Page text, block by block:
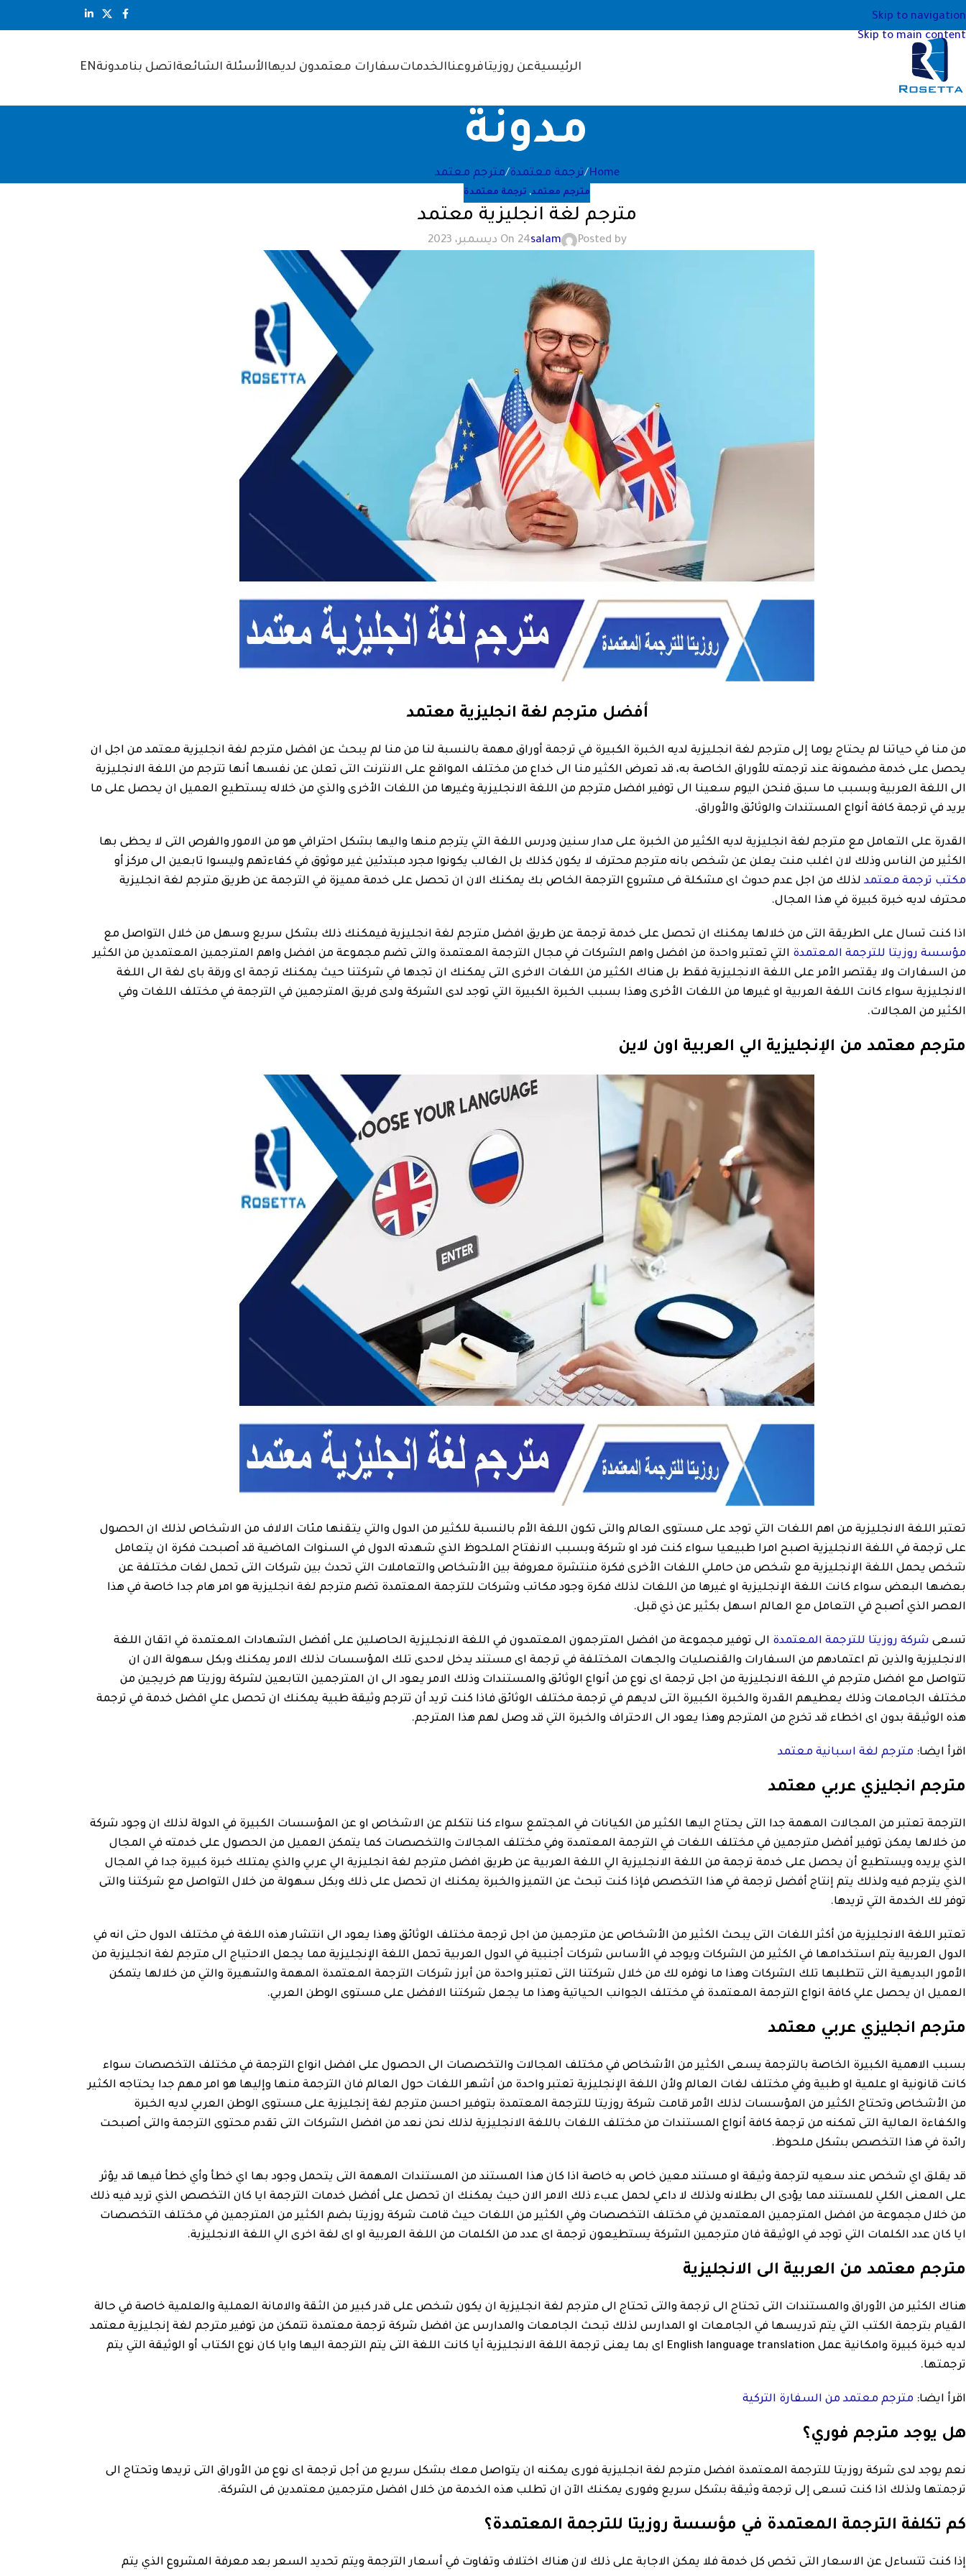
Skip to navigation
Skip to main content
الرئيسيةعن روزيتافروعناالخدماتسفارات معتمدون لديهاالأسئلة الشائعةاتصل بنامدونةEN
مدونة
Home ترجمة معتمدة مترجم معتمد
مترجم معتمد, ترجمة معتمدة
مترجم لغة انجليزية معتمد
Posted by
salamOn 24 ديسمبر، 2023
أفضل مترجم لغة انجليزية معتمد
من منا في حياتنا لم يحتاج يوما إلى مترجم لغة انجليزية لديه الخبرة الكبيرة في ترجمة أوراق مهمة بالنسبة لنا من منا لم يبحث عن افضل مترجم لغة انجليزية معتمد من اجل ان
يحصل على خدمة مضمونة عند ترجمته للأوراق الخاصة به، قد تعرض الكثير منا الى خداع من مختلف المواقع على الانترنت التى تعلن عن نفسها أنها تترجم من اللغة الانجليزية
الى اللغة العربية وبسبب ما سبق فنحن اليوم سعينا الى توفير افضل مترجم من اللغة الانجليزية وغيرها من اللغات الأخرى والذي من خلاله يستطيع العميل ان يحصل على ما
يريد في ترجمة كافة أنواع المستندات والوثائق والأوراق.
القدرة على التعامل مع مترجم لغة انجليزية لديه الكثير من الخبرة على مدار سنين ودرس اللغة التي يترجم منها واليها بشكل احترافي هو من الامور والفرص التى لا يحظى بها
الكثير من الناس وذلك لان اغلب منت يعلن عن شخص بانه مترجم محترف لا يكون كذلك بل الغالب يكونوا مجرد مبتدئين غير موثوق في كفاءتهم وليسوا تابعين الى مركز أو
مكتب ترجمة معتمد لذلك من اجل عدم حدوث اى مشكلة فى مشروع الترجمة الخاص بك يمكنك الان ان تحصل على خدمة مميزة في الترجمة عن طريق مترجم لغة انجليزية
محترف لديه خبرة كبيرة في هذا المجال.
اذا كنت تسال على الطريقة التى من خلالها يمكنك ان تحصل على خدمة ترجمة عن طريق افضل مترجم لغة انجليزية فيمكنك ذلك بشكل سريع وسهل من خلال التواصل مع
مؤسسة روزيتا للترجمة المعتمدة التي تعتبر واحدة من افضل واهم الشركات في مجال الترجمة المعتمدة والتى تضم مجموعة من افضل واهم المترجمين المعتمدين من الكثير
من السفارات ولا يقتصر الأمر على اللغة الانجليزية فقط بل هناك الكثير من اللغات الاخرى التى يمكنك ان تجدها في شركتنا حيث يمكنك ترجمة اى ورقة باى لغة الى اللغة
الانجليزية سواء كانت اللغة العربية او غيرها من اللغات الأخرى وهذا بسبب الخبرة الكبيرة التي توجد لدى الشركة ولدى فريق المترجمين في الترجمة في مختلف اللغات وفي
الكثير من المجالات.
مترجم معتمد من الإنجليزية الي العربية اون لاين
تعتبر اللغة الانجليزية من اهم اللغات التي توجد على مستوى العالم والتى تكون اللغة الأم بالنسبة للكثير من الدول والتي يتقنها مئات الالاف من الاشخاص لذلك ان الحصول
على ترجمة في اللغة الانجليزية اصبح امرا طبيعيا سواء كنت فرد او شركة وبسبب الانفتاح الملحوظ الذي شهدته الدول في السنوات الماضية قد أصبحت فكرة ان يتعامل
شخص يحمل اللغة الإنجليزية مع شخص من حاملي اللغات الأخرى فكرة منتشرة معروفة بين الأشخاص والتعاملات التي تحدث بين شركات التى تحمل لغات مختلفة عن
بعضها البعض سواء كانت اللغة الإنجليزية او غيرها من اللغات لذلك فكرة وجود مكاتب وشركات للترجمة المعتمدة تضم مترجم لغة انجليزية هو امر هام جدا خاصة في هذا
العصر الذي أصبح في التعامل مع العالم اسهل بكثير عن ذي قبل.
تسعى شركة روزيتا للترجمة المعتمدة الى توفير مجموعة من افضل المترجمون المعتمدون في اللغة الانجليزية الحاصلين على أفضل الشهادات المعتمدة في اتقان اللغة
الانجليزية والذين تم اعتمادهم من السفارات والقنصليات والجهات المختلفة في ترجمة اى مستند يدخل لاحدى تلك المؤسسات لذلك الامر يمكنك وبكل سهولة الان ان
تتواصل مع افضل مترجم في اللغة الانجليزية من اجل ترجمة اى نوع من أنواع الوثائق والمستندات وذلك الامر يعود الى ان المترجمين التابعين لشركة روزيتا هم خريجين من
مختلف الجامعات وذلك يعطيهم القدرة والخبرة الكبيرة التى لديهم في ترجمة مختلف الوثائق فاذا كنت تريد أن تترجم وثيقة طبية يمكنك ان تحصل علي افضل خدمة في ترجمة
هذه الوثيقة بدون اى اخطاء قد تخرج من المترجم وهذا يعود الى الاحتراف والخبرة التي قد وصل لهم هذا المترجم.
اقرأ ايضا: مترجم لغة اسبانية معتمد
مترجم انجليزي عربي معتمد
الترجمة تعتبر من المجالات المهمة جدا التى يحتاج اليها الكثير من الكيانات في المجتمع سواء كنا نتكلم عن الاشخاص او عن المؤسسات الكبيرة في الدولة لذلك ان وجود شركة
من خلالها يمكن توفير أفضل مترجمين في مختلف اللغات في الترجمة المعتمدة وفي مختلف المجالات والتخصصات كما يتمكن العميل من الحصول على خدمته في المجال
الذي يريده ويستطيع أن يحصل على خدمة ترجمة من اللغة الانجليزية الي اللغة العربية عن طريق افضل مترجم لغة انجليزية الي عربي والذي يمتلك خبرة كبيرة جدا في المجال
الذي يترجم فيه ولذلك يتم إنتاج أفضل ترجمة في هذا التخصص فإذا كنت تبحث عن التميز والخبرة يمكنك ان تحصل على ذلك وبكل سهولة من خلال التواصل مع شركتنا والتى
توفر لك الخدمة التي تريدها.
تعتبر اللغة الانجليزية من أكثر اللغات التى يبحث الكثير من الأشخاص عن مترجمين من اجل ترجمة مختلف الوثائق وهذا يعود الى انتشار هذه اللغة في مختلف الدول حتى انه في
الدول العربية يتم استخدامها في الكثير من الشركات ويوجد في الأساس شركات أجنبية في الدول العربية تحمل اللغة الإنجليزية مما يجعل الاحتياج الى مترجم لغة انجليزية من
الأمور البديهية التى تتطلبها تلك الشركات وهذا ما نوفره لك من خلال شركتنا التى تعتبر واحدة من أبرز شركات الترجمة المعتمدة المهمة والشهيرة والتي من خلالها يتمكن
العميل ان يحصل علي كافة انواع الترجمة المعتمدة في مختلف الجوانب الحياتية وهذا ما يجعل شركتنا الافضل على مستوى الوطن العربي.
مترجم انجليزي عربي معتمد
بسبب الاهمية الكبيرة الخاصة بالترجمة يسعى الكثير من الأشخاص في مختلف المجالات والتخصصات الى الحصول على افضل انواع الترجمة في مختلف التخصصات سواء
كانت قانونية او علمية او طبية وفي مختلف لغات العالم ولأن اللغة الإنجليزية تعتبر واحدة من أشهر اللغات حول العالم فان الترجمة منها وإليها هو امر مهم جدا يحتاجه الكثير
من الأشخاص وتحتاج الكثير من المؤسسات لذلك الأمر قامت شركة روزيتا للترجمة المعتمدة بتوفير احسن مترجم لغة إنجليزية على مستوى الوطن العربي لديه الخبرة
والكفاءة العالية التى تمكنه من ترجمة كافة أنواع المستندات من مختلف اللغات باللغة الانجليزية لذلك نحن نعد من افضل الشركات التى تقدم محتوى الترجمة والتى أصبحت
رائدة في هذا التخصص بشكل ملحوظ.
قد يقلق اي شخص عند سعيه لترجمة وثيقة او مستند معين خاص به خاصة اذا كان هذا المستند من المستندات المهمة التى يتحمل وجود بها اي خطأ وأي خطأ فيها قد يؤثر
على المعنى الكلي للمستند مما يؤدى الى بطلانه ولذلك لا داعي لحمل عبء ذلك الامر الان حيث يمكنك ان تحصل على أفضل خدمات الترجمة ايا كان التخصص الذي تريد فيه ذلك
من خلال مجموعة من افضل المترجمين المعتمدين في مختلف التخصصات وفي الكثير من اللغات حيث قامت شركة روزيتا بضم الكثير من المترجمين في مختلف التخصصات
ايا كان عدد الكلمات التي توجد في الوثيقة فان مترجمين الشركة يستطيعون ترجمة اى عدد من الكلمات من اللغة العربية او اى لغة اخرى الي اللغة الانجليزية.
مترجم معتمد من العربية الى الانجليزية
هناك الكثير من الأوراق والمستندات التى تحتاج الى ترجمة والتى تحتاج الى مترجم لغة انجليزية ان يكون شخص على قدر كبير من الثقة والامانة العملية والعلمية خاصة في حالة
القيام بترجمة الكتب التي يتم تدريسها في الجامعات او المدارس لذلك تبحث الجامعات والمدارس عن افضل شركة ترجمة معتمدة تتمكن من توفير مترجم لغة إنجليزية معتمد
لديه خبرة كبيرة وامكانية عمل English language translation اى بما يعنى ترجمة اللغة الانجليزية أيا كانت اللغة التى يتم الترجمة اليها وايا كان نوع الكتاب أو الوثيقة التي يتم
ترجمتها.
اقرأ ايضا: مترجم معتمد من السفارة التركية
هل يوجد مترجم فوري؟
نعم يوجد لدى شركة روزيتا للترجمة المعتمدة افضل مترجم لغة انجليزية فورى يمكنه ان يتواصل معك بشكل سريع من أجل ترجمة اى نوع من الأوراق التى تريدها وتحتاج الى
ترجمتها ولذلك اذا كنت تسعى إلى ترجمة وثيقة بشكل سريع وفورى يمكنك الآن ان تطلب هذه الخدمة من خلال افضل مترجمين معتمدين فى الشركة.
كم تكلفة الترجمة المعتمدة في مؤسسة روزيتا للترجمة المعتمدة؟
إذا كنت تتساءل عن الاسعار التى تخص كل خدمة فلا يمكن الاجابة على ذلك لان هناك اختلاف وتفاوت في أسعار الترجمة ويتم تحديد السعر بعد معرفة المشروع الذي يتم